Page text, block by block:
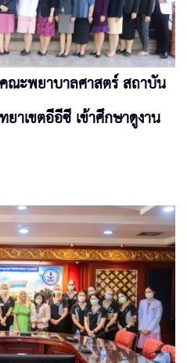
ณะพยาบาลศาสตร์ สถาบัน
เขตอีอีซี เข้าศึกษาดูงาน